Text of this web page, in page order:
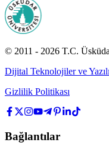
© 2011 - 2026 T.C.
Dijital Teknolojiler ve
Gizlilik Politikası
Bağlantılar